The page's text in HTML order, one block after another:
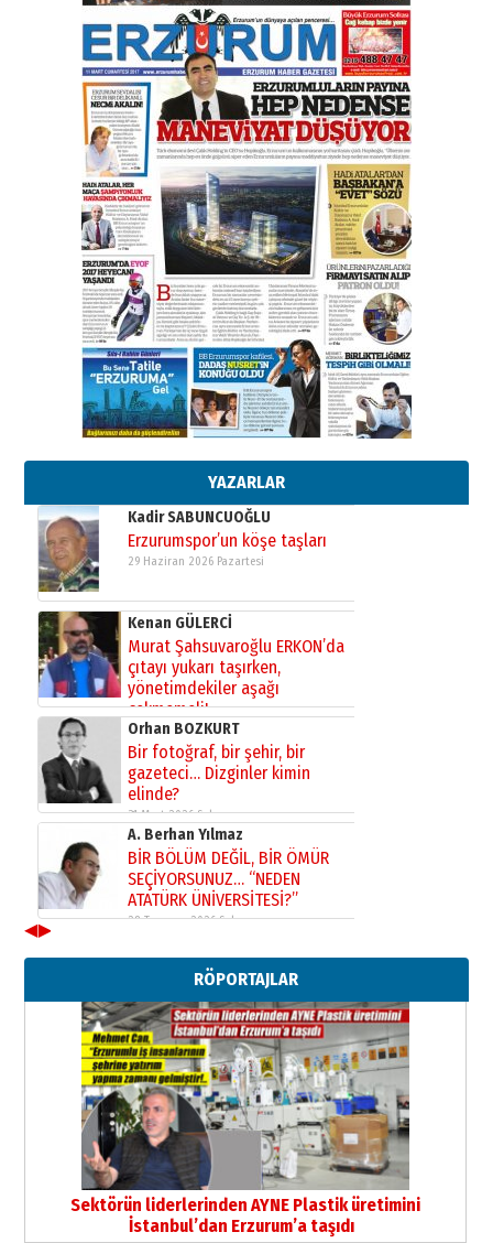
YAZARLAR
Bir fotoğraf, bir şehir, bir
gazeteci… Dizginler kimin
elinde?
31 Mart 2026 Salı
A. Berhan Yılmaz
BİR BÖLÜM DEĞİL, BİR ÖMÜR
SEÇİYORSUNUZ… “NEDEN
ATATÜRK ÜNİVERSİTESİ?”
28 Temmuz 2026 Salı
Ahmet Gökhan YAZICI
Ahmed Yesevi’den bir Alperen…
”Reisimiz” idi… Hakka yürüdü.!
26 Mart 2026 Perşembe
Cem Bakırcı
Ardında bıraktığı hatıralarıyla
gönül adamı Faruk Terzioğlu!
13 Mayıs 2026 Çarşamba
Esat BİNDESEN
Başkan Sekmen’den Erzurum’a
bir vizyon proje daha!
02 Ağustos 2026 Pazar
Kadir SABUNCUOĞLU
Erzurumspor’un köşe taşları
29 Haziran 2026 Pazartesi
Kenan GÜLERCİ
Murat Şahsuvaroğlu ERKON’da
çıtayı yukarı taşırken,
yönetimdekiler aşağı
çekmemeli!
17 Şubat 2026 SalıOrhan BOZKURT
Bir fotoğraf, bir şehir, bir
gazeteci… Dizginler kimin
elinde?
31 Mart 2026 Salı
A. Berhan Yılmaz
BİR BÖLÜM DEĞİL, BİR ÖMÜR
SEÇİYORSUNUZ… “NEDEN
ATATÜRK ÜNİVERSİTESİ?”
28 Temmuz 2026 Salı
Ahmed Yesevi’den bir Alperen…
”Reisimiz” idi… Hakka yürüdü.!
26 Mart 2026 Perşembe
Cem Bakırcı
Ardında bıraktığı hatıralarıyla
gönül adamı Faruk Terzioğlu!
13 Mayıs 2026 Çarşamba
Esat BİNDESEN
Başkan Sekmen’den Erzurum’a
bir vizyon proje daha!
02 Ağustos 2026 Pazar
◀▶
RÖPORTAJLAR
Sektörün liderlerinden AYNE Plastik üretimini
İstanbul’dan Erzurum’a taşıdı